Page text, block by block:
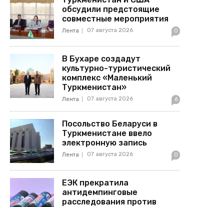
обсудили предстоящие
совместные мероприятия
Лента 07 августа 2026 0
В Бухаре создадут
культурно-туристический
комплекс «Маленький
Туркменистан»
Лента 07 августа 2026 6
Посольство Беларуси в
Туркменистане ввело
электронную запись
Лента 07 августа 2026 0
ЕЭК прекратила
антидемпинговые
расследования против